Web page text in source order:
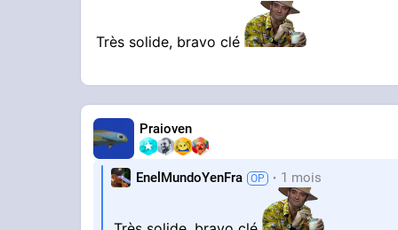
Très solide, bravo clé
Praioven
EnelMundoYenFra 1 mois